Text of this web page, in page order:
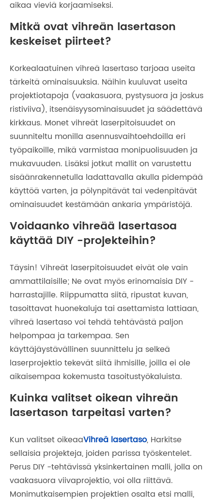
aikaa vieviä korjaamiseksi.
Mitkä ovat vihreän lasertason
keskeiset piirteet?
Korkealaatuinen vihreä lasertaso tarjoaa useita
tärkeitä ominaisuuksia. Näihin kuuluvat useita
projektiotapoja (vaakasuora, pystysuora ja joskus
ristiviiva), itsenäisyysominaisuudet ja säädettävä
kirkkaus. Monet vihreät laserpitoisuudet on
suunniteltu monilla asennusvaihtoehdoilla eri
työpaikoille, mikä varmistaa monipuolisuuden ja
mukavuuden. Lisäksi jotkut mallit on varustettu
sisäänrakennetulla ladattavalla akulla pidempää
käyttöä varten, ja pölynpitävät tai vedenpitävät
ominaisuudet kestämään ankaria ympäristöjä.
Voidaanko vihreää lasertasoa
käyttää DIY -projekteihin?
Täysin! Vihreät laserpitoisuudet eivät ole vain
ammattilaisille; Ne ovat myös erinomaisia ​​DIY -
harrastajille. Riippumatta siitä, ripustat kuvan,
tasoittavat huonekaluja tai asettamista lattiaan,
vihreä lasertaso voi tehdä tehtävästä paljon
helpompaa ja tarkempaa. Sen
käyttäjäystävällinen suunnittelu ja selkeä
laserprojektio tekevät siitä ihmisille, joilla ei ole
aikaisempaa kokemusta tasoitustyökaluista.
Kuinka valitset oikean vihreän
lasertason tarpeitasi varten?
Kun valitset oikeaaVihreä lasertaso, Harkitse
sellaisia ​​projekteja, joiden parissa työskentelet.
Perus DIY -tehtävissä yksinkertainen malli, jolla on
vaakasuora viivaprojektio, voi olla riittävä.
Monimutkaisempien projektien osalta etsi malli,